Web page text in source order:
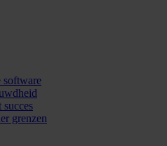
software
succes
grenzen